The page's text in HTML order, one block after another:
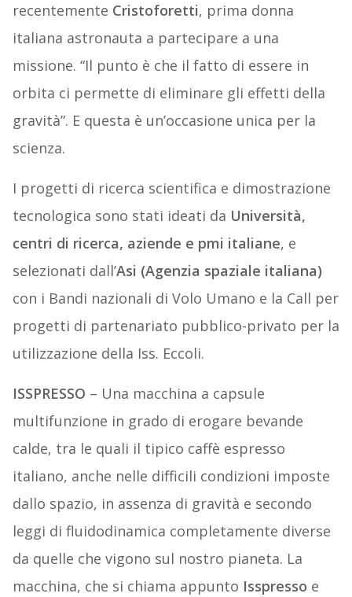
recentemente Cristoforetti, prima donna
italiana astronauta a partecipare a una
missione. “Il punto è che il fatto di essere in
orbita ci permette di eliminare gli effetti della
gravità”. E questa è un’occasione unica per la
scienza.
I progetti di ricerca scientifica e dimostrazione
tecnologica sono stati ideati da Università,
centri di ricerca, aziende e pmi italiane, e
selezionati dall’Asi (Agenzia spaziale italiana)
con i Bandi nazionali di Volo Umano e la Call per
progetti di partenariato pubblico-privato per la
utilizzazione della Iss. Eccoli.
ISSPRESSO – Una macchina a capsule
multifunzione in grado di erogare bevande
calde, tra le quali il tipico caffè espresso
italiano, anche nelle difficili condizioni imposte
dallo spazio, in assenza di gravità e secondo
leggi di fluidodinamica completamente diverse
da quelle che vigono sul nostro pianeta. La
macchina, che si chiama appunto Isspresso e